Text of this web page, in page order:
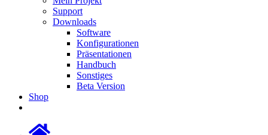
Support
Downloads
Software
Konfigurationen
Präsentationen
Handbuch
Sonstiges
Beta Version
Shop